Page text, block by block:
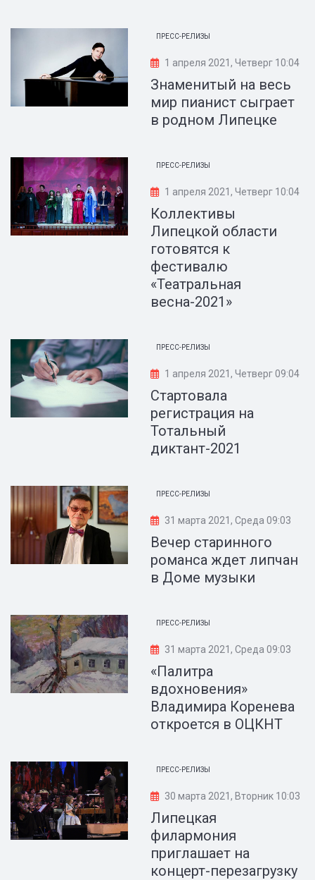
ПРЕСС-РЕЛИЗЫ
1 апреля 2021, Четверг 10:04
Знаменитый на весь
мир пианист сыграет
в родном Липецке
ПРЕСС-РЕЛИЗЫ
1 апреля 2021, Четверг 10:04
Коллективы
Липецкой области
готовятся к
фестивалю
«Театральная
весна-2021»
ПРЕСС-РЕЛИЗЫ
1 апреля 2021, Четверг 09:04
Стартовала
регистрация на
Тотальный
диктант-2021
ПРЕСС-РЕЛИЗЫ
31 марта 2021, Среда 09:03
Вечер старинного
романса ждет липчан
в Доме музыки
ПРЕСС-РЕЛИЗЫ
31 марта 2021, Среда 09:03
«Палитра
вдохновения»
Владимира Коренева
откроется в ОЦКНТ
ПРЕСС-РЕЛИЗЫ
30 марта 2021, Вторник 10:03
Липецкая
филармония
приглашает на
концерт-перезагрузку